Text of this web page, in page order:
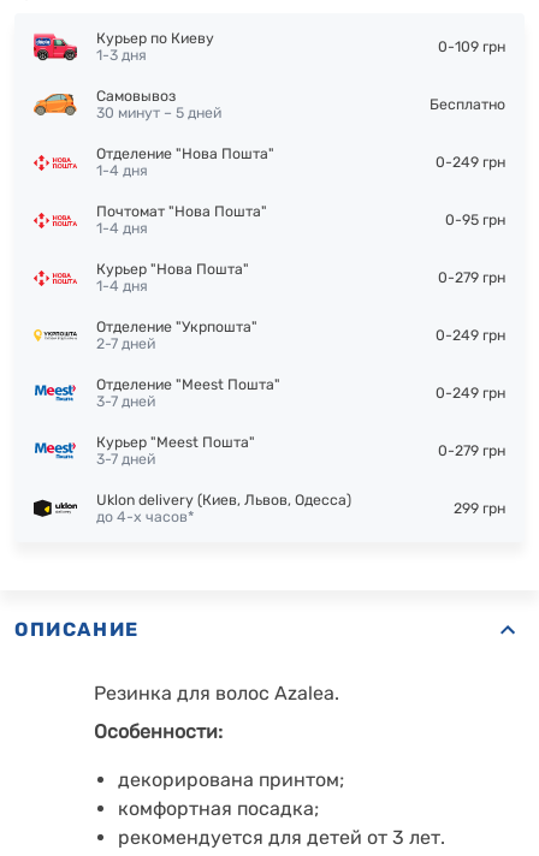
Курьер по Киеву
1-3 дня
0-109 грн
Самовывоз
30 минут – 5 дней
Бесплатно
Отделение "Нова Пошта"
1-4 дня
0-249 грн
Почтомат "Нова Пошта"
1-4 дня
0-95 грн
Курьер "Нова Пошта"
1-4 дня
0-279 грн
Отделение "Укрпошта"
2-7 дней
0-249 грн
Отделение "Meest Пошта"
3-7 дней
0-249 грн
Курьер "Meest Пошта"
3-7 дней
0-279 грн
Uklon delivery (Киев, Львов, Одесса)
до 4-х часов*
299 грн
ОПИСАНИЕ
Резинка для волос Azalea.
Особенности:
декорирована принтом;
комфортная посадка;
рекомендуется для детей от 3 лет.